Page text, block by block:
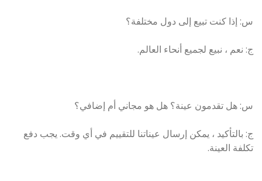
س: إذا كنت تبيع إلى دول مختلفة؟
ج: نعم ، نبيع لجميع أنحاء العالم.
س: هل تقدمون عينة؟ هل هو مجاني أم إضافي؟
ج: بالتأكيد ، يمكن إرسال عيناتنا للتقييم في أي وقت. يجب دفع
تكلفة العينة.